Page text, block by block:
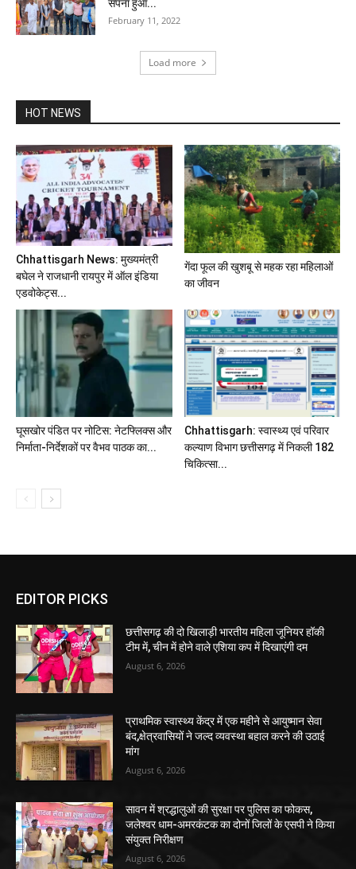
सपना हुआ...
February 11, 2022
Load more
HOT NEWS
Chhattisgarh News: मुख्यमंत्री
बघेल ने राजधानी रायपुर में ऑल इंडिया
एडवोकेट्स...
गेंदा फूल की खुशबू से महक रहा महिलाओं
का जीवन
घूसखोर पंडित पर नोटिस: नेटफ्लिक्स और
निर्माता-निर्देशकों पर वैभव पाठक का...
Chhattisgarh: स्वास्थ्य एवं परिवार
कल्याण विभाग छत्तीसगढ़ में निकली 182
चिकित्सा...
EDITOR PICKS
छत्तीसगढ़ की दो खिलाड़ी भारतीय महिला जूनियर हॉकी
टीम में, चीन में होने वाले एशिया कप में दिखाएंगी दम
August 6, 2026
प्राथमिक स्वास्थ्य केंद्र में एक महीने से आयुष्मान सेवा
बंद,क्षेत्रवासियों ने जल्द व्यवस्था बहाल करने की उठाई
मांग
August 6, 2026
सावन में श्रद्धालुओं की सुरक्षा पर पुलिस का फोकस,
जलेश्वर धाम-अमरकंटक का दोनों जिलों के एसपी ने किया
संयुक्त निरीक्षण
August 6, 2026